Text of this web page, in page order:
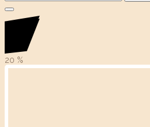
20 %